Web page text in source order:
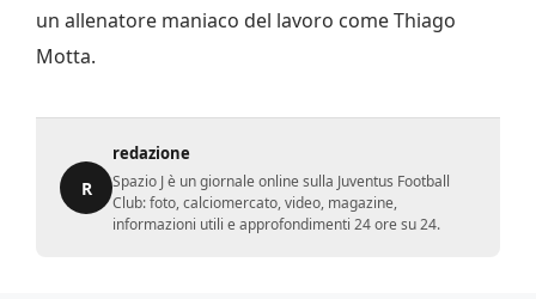
un allenatore maniaco del lavoro come Thiago
Motta.
R
redazione
Spazio J è un giornale online sulla Juventus Football
Club: foto, calciomercato, video, magazine,
informazioni utili e approfondimenti 24 ore su 24.